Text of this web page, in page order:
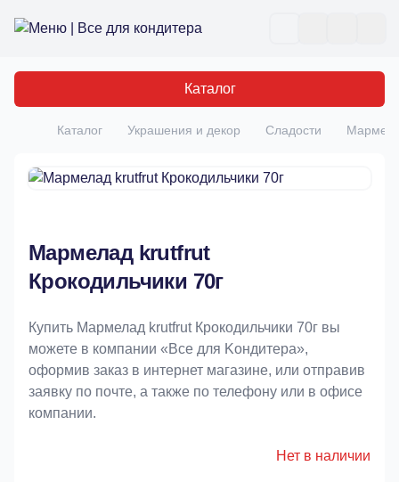
Все для кондитера
Каталог
Главная
Каталог Украшения и декор Сладости
Мармелад krutfrut
Крокодильчики 70г
Купить Мармелад krutfrut Крокодильчики 70г вы
можете в компании «Bce для Koндитeрa»,
оформив заказ в интернет магазине, или отправив
заявку по почте, а также по телефону или в офисе
компании.
Нет в наличии